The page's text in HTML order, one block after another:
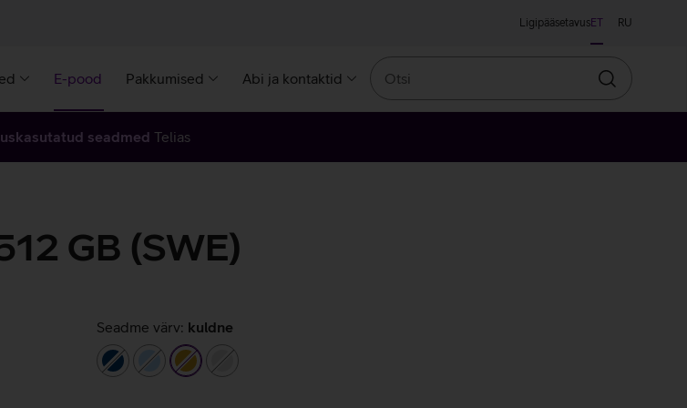
LigipääsetavusET RU
E-pood Pakkumised Abi ja kontaktid
Otsin
seadmed Telias
GB (SWE)
Seadme värv: kuldne
tumesinine
helesininekuldnehõbedane